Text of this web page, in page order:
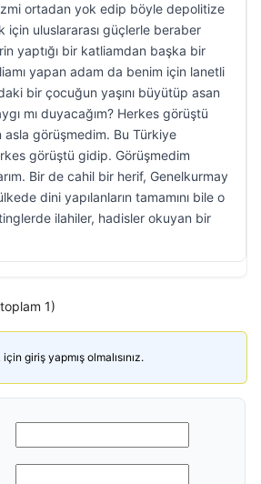
ortadan yok edip böyle depolitize
için uluslararası güçlerle beraber
yaptığı bir katliamdan başka bir
yapan adam da benim için lanetli
bir çocuğun yaşını büyütüp asan
mı duyacağım? Herkes görüştü
asla görüşmedim. Bu Türkiye
görüştü gidip. Görüşmedim
Bir de cahil bir herif, Genelkurmay
dini yapılanların tamamını bile o
ilahiler, hadisler okuyan bir
1)
giriş yapmış olmalısınız.